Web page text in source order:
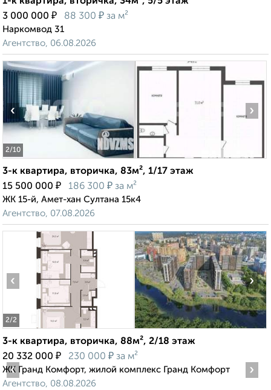
3 000 000 ₽ 88 300 ₽ за м²
Наркомвод 31
Агентство, 06.08.2026
2/10
‹ ›
3-к квартира, вторичка, 83м², 1/17 этаж
15 500 000 ₽ 186 300 ₽ за м²
ЖК 15-й, Амет-хан Султана 15к4
Агентство, 07.08.2026
2/2
‹ ›
3-к квартира, вторичка, 88м², 2/18 этаж
20 332 000 ₽ 230 000 ₽ за м²
ЖК Гранд Комфорт, жилой комплекс Гранд Комфорт
Агентство, 08.08.2026
‹ ›